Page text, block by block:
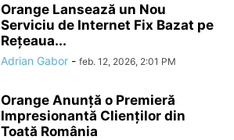
Orange Lansează un Nou
Serviciu de Internet Fix Bazat pe
Rețeaua...
Adrian Gabor - feb. 12, 2026, 2:01 PM
Orange Anunță o Premieră
Impresionantă Clienților din
Toată România